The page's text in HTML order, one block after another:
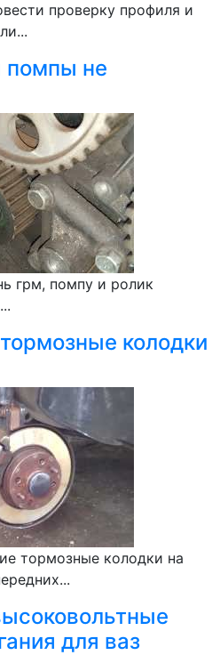
проверку профиля и
помпы не
грм, помпу и ролик
колодки
тормозные колодки на
для ваз